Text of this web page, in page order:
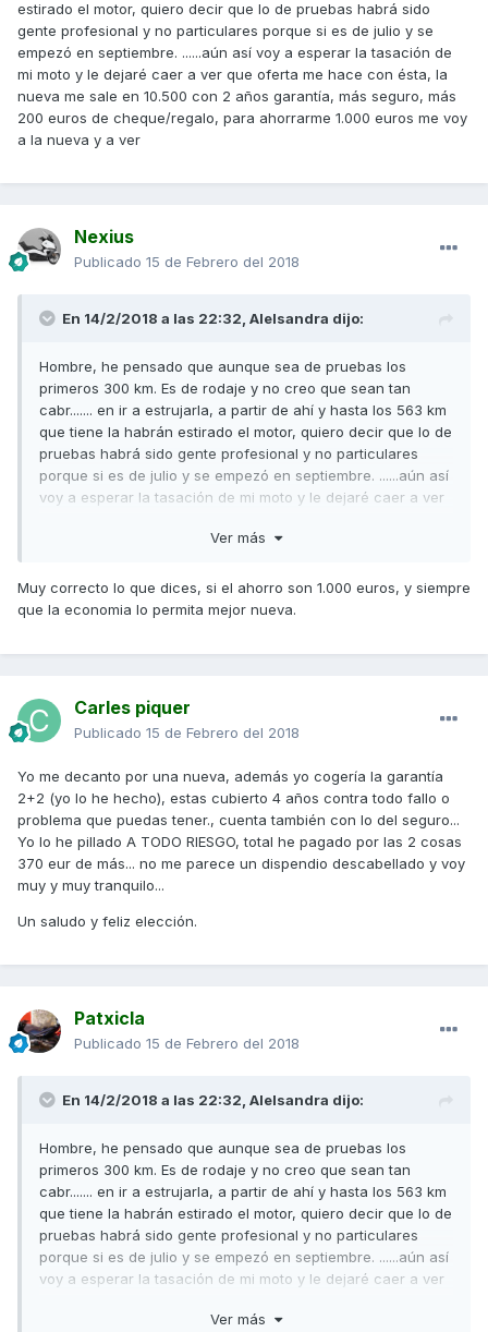
estirado el motor, quiero decir que lo de pruebas habrá sido
gente profesional y no particulares porque si es de julio y se
empezó en septiembre. ......aún así voy a esperar la tasación de
mi moto y le dejaré caer a ver que oferta me hace con ésta, la
nueva me sale en 10.500 con 2 años garantía, más seguro, más
200 euros de cheque/regalo, para ahorrarme 1.000 euros me voy
a la nueva y a ver
Nexius
Publicado 15 de Febrero del 2018
En 14/2/2018 a las 22:32, Alelsandra dijo:
Hombre, he pensado que aunque sea de pruebas los
primeros 300 km. Es de rodaje y no creo que sean tan
cabr....... en ir a estrujarla, a partir de ahí y hasta los 563 km
que tiene la habrán estirado el motor, quiero decir que lo de
pruebas habrá sido gente profesional y no particulares
porque si es de julio y se empezó en septiembre. ......aún así
voy a esperar la tasación de mi moto y le dejaré caer a ver
con 2 años garantía, más seguro, más 200 euros de
nueva y a ver
Ver más
Muy correcto lo que dices, si el ahorro son 1.000 euros, y siempre
que la economia lo permita mejor nueva.
Carles piquer
Publicado 15 de Febrero del 2018
Yo me decanto por una nueva, además yo cogería la garantía
2+2 (yo lo he hecho), estas cubierto 4 años contra todo fallo o
problema que puedas tener., cuenta también con lo del seguro...
Yo lo he pillado A TODO RIESGO, total he pagado por las 2 cosas
370 eur de más... no me parece un dispendio descabellado y voy
muy y muy tranquilo...
Un saludo y feliz elección.
Patxicla
Publicado 15 de Febrero del 2018
En 14/2/2018 a las 22:32, Alelsandra dijo:
Hombre, he pensado que aunque sea de pruebas los
primeros 300 km. Es de rodaje y no creo que sean tan
cabr....... en ir a estrujarla, a partir de ahí y hasta los 563 km
que tiene la habrán estirado el motor, quiero decir que lo de
pruebas habrá sido gente profesional y no particulares
porque si es de julio y se empezó en septiembre. ......aún así
voy a esperar la tasación de mi moto y le dejaré caer a ver
con 2 años garantía, más seguro, más 200 euros de
Ver más